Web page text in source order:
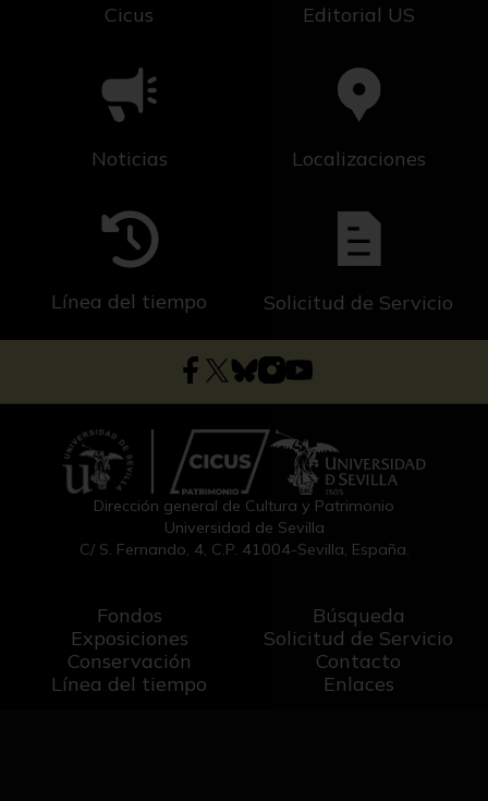
Cicus Editorial US
Noticias Localizaciones
Línea del tiempo Solicitud de Servicio
Dirección general de Cultura y Patrimonio
Universidad de Sevilla
C/ S. Fernando, 4, C.P. 41004-Sevilla, España.
Fondos
Exposiciones
Conservación
Línea del tiempo
Búsqueda
Solicitud de Servicio
Contacto
Enlaces